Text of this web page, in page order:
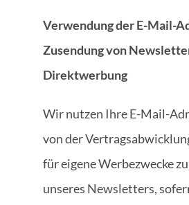
Verwendung der E-Mail-
Zusendung von
Direktwerbung
Wir nutzen Ihre E-Mail-
von der
für eigene Werbezwecke
unseres Newsletters,